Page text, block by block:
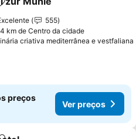
aos favoritos
555
km de Centro da cidade
criativa mediterrânea e vestfaliana
preços
Ver preços